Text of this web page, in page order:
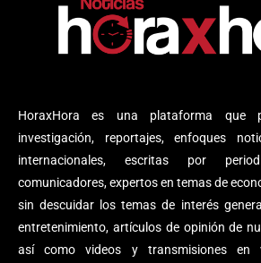
HoraxHora es una plataforma que
investigación, reportajes, enfoques
internacionales, escritas por
comunicadores, expertos en temas de
sin descuidar los temas de interés
entretenimiento, artículos de opinión de
así como videos y transmisiones en